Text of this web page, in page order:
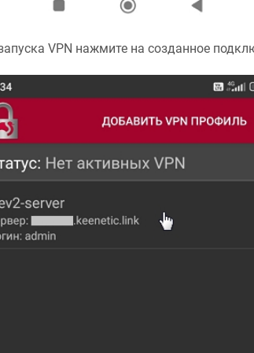
VPN нажмите на созданное